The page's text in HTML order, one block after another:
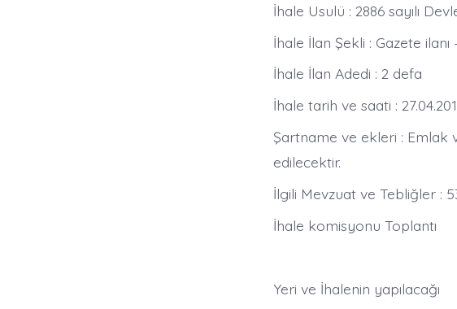
İhale Usulü : 2886 sayılı
İhale İlan Şekli : Gazete
İhale İlan Adedi : 2 defa
İhale tarih ve saati :
Şartname ve ekleri : Emlak
edilecektir.
İlgili Mevzuat ve Tebliğler :
İhale komisyonu Toplantı
Yeri ve İhalenin yapılacağı